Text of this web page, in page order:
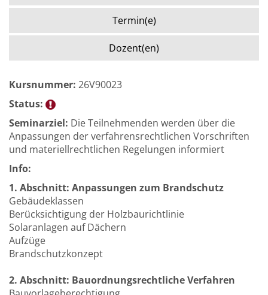
Termin(e)
Dozent(en)
Kursnummer: 26V90023
Status:
Seminarziel: Die Teilnehmenden werden über die
Anpassungen der verfahrensrechtlichen Vorschriften
und materiellrechtlichen Regelungen informiert
Info:
1. Abschnitt: Anpassungen zum Brandschutz
Gebäudeklassen
Berücksichtigung der Holzbaurichtlinie
Solaranlagen auf Dächern
Aufzüge
Brandschutzkonzept
2. Abschnitt: Bauordnungsrechtliche Verfahren